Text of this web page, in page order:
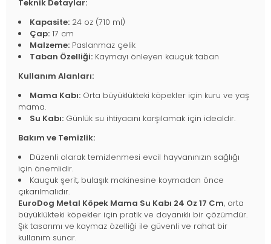
Teknik Detaylar:
Kapasite: 24 oz (710 ml)
Çap: 17 cm
Malzeme: Paslanmaz çelik
Taban Özelliği: Kaymayı önleyen kauçuk taban
Kullanım Alanları:
Mama Kabı: Orta büyüklükteki köpekler için kuru ve yaş
mama.
Su Kabı: Günlük su ihtiyacını karşılamak için idealdir.
Bakım ve Temizlik:
Düzenli olarak temizlenmesi evcil hayvanınızın sağlığı
için önemlidir.
Kauçuk şerit, bulaşık makinesine koymadan önce
çıkarılmalıdır.
EuroDog Metal Köpek Mama Su Kabı 24 Oz 17 Cm, orta
büyüklükteki köpekler için pratik ve dayanıklı bir çözümdür.
Şık tasarımı ve kaymaz özelliği ile güvenli ve rahat bir
kullanım sunar.